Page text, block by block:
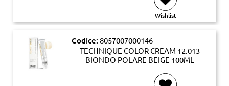
Wishlist
Codice: 8057007000146
TECHNIQUE COLOR CREAM 12.013
BIONDO POLARE BEIGE 100ML